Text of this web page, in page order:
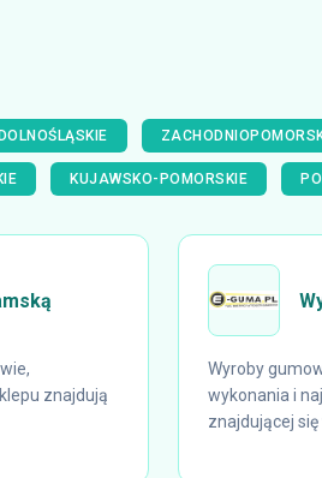
DOLNOŚLĄSKIE
KUJAWSKO-POMORSKIE
znajdują
Wyroby
wykonania i
znajdującej się